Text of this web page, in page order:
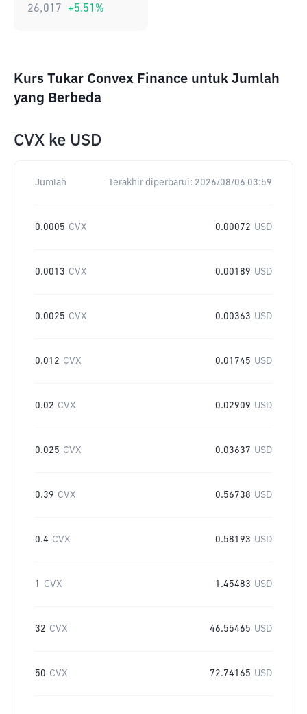
26,017 +5.51 %
Kurs Tukar Convex Finance untuk Jumlah
yang Berbeda
CVX ke USD
Jumlah Terakhir diperbarui: 2026/08/06 03:59
0.0005 CVX 0.00072 USD
0.0013 CVX 0.00189 USD
0.0025 CVX 0.00363 USD
0.012 CVX 0.01745 USD
0.02 CVX 0.02909 USD
0.025 CVX 0.03637 USD
0.39 CVX 0.56738 USD
0.4 CVX 0.58193 USD
1 CVX 1.45483 USD
32 CVX 46.55465 USD
50 CVX 72.74165 USD